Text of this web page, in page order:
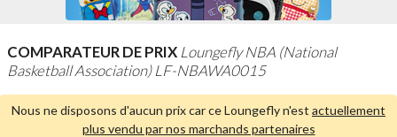
COMPARATEUR DE PRIX Loungefly NBA (National
Basketball Association) LF-NBAWA0015
Nous ne disposons d'aucun prix car ce Loungefly n'est actuellement
plus vendu par nos marchands partenaires